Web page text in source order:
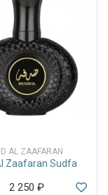
AL ZAAFARAN
Zaafaran Sudfa
2 250 ₽